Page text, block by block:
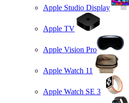
Apple Studio Display
Apple TV
Apple Vision Pro
Apple Watch 11
Apple Watch SE 3